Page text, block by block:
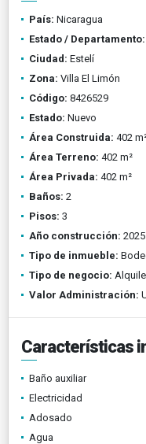
País: Nicaragua
Estado / Departamento:
Ciudad: Estelí
Zona: Villa El Limón
Código: 8426529
Estado: Nuevo
Área Construida: 402
Área Terreno: 402 m²
Área Privada: 402 m²
Baños: 2
Pisos: 3
Año construcción: 2025
Tipo de inmueble:
Tipo de negocio:
Valor Administración:
Características
Baño auxiliar
Electricidad
Adosado
Agua